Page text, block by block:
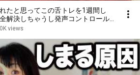
たと思ってこの舌トレを1週間し
解決しちゃうし発声コントロールが
るよ！やらないと損。全員におすす
views